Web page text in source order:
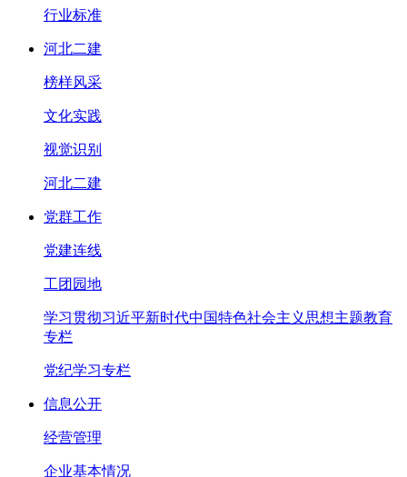
行业标准
河北二建
榜样风采
文化实践
视觉识别
河北二建
党群工作
党建连线
工团园地
学习贯彻习近平新时代中国特色社会主义思想主题教育
专栏
党纪学习专栏
信息公开
经营管理
企业基本情况